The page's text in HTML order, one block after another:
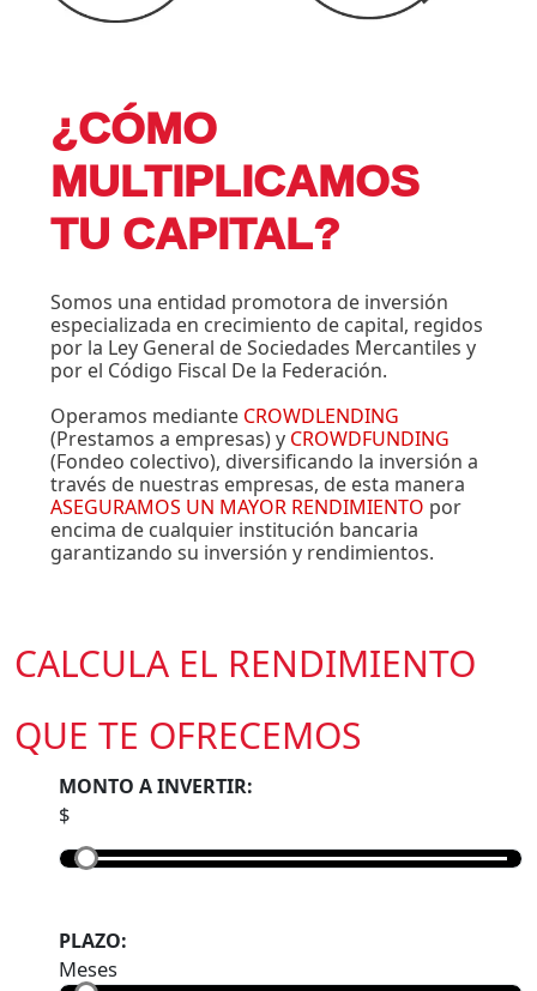
¿CÓMO
MULTIPLICAMOS
TU CAPITAL?
Somos una entidad promotora de inversión
especializada en crecimiento de capital, regidos
por la Ley General de Sociedades Mercantiles y
por el Código Fiscal De la Federación.
Operamos mediante CROWDLENDING
(Prestamos a empresas) y CROWDFUNDING
(Fondeo colectivo), diversificando la inversión a
través de nuestras empresas, de esta manera
ASEGURAMOS UN MAYOR RENDIMIENTO por
encima de cualquier institución bancaria
garantizando su inversión y rendimientos.
CALCULA EL RENDIMIENTO
QUE TE OFRECEMOS
MONTO A INVERTIR:
$
PLAZO:
Meses